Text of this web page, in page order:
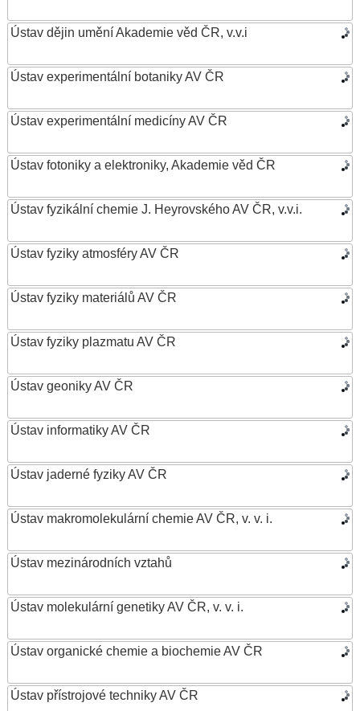
Ústav dějin umění Akademie věd ČR, v.v.i
Ústav experimentální botaniky AV ČR
Ústav experimentální medicíny AV ČR
Ústav fotoniky a elektroniky, Akademie věd ČR
Ústav fyzikální chemie J. Heyrovského AV ČR, v.v.i.
Ústav fyziky atmosféry AV ČR
Ústav fyziky materiálů AV ČR
Ústav fyziky plazmatu AV ČR
Ústav geoniky AV ČR
Ústav informatiky AV ČR
Ústav jaderné fyziky AV ČR
Ústav makromolekulární chemie AV ČR, v. v. i.
Ústav mezinárodních vztahů
Ústav molekulární genetiky AV ČR, v. v. i.
Ústav organické chemie a biochemie AV ČR
Ústav přístrojové techniky AV ČR